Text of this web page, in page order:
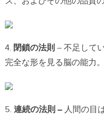
4. 閉鎖の法則 – 不足して
完全な形を見る脳の能力。
5. 連続の法則 – 人間の目